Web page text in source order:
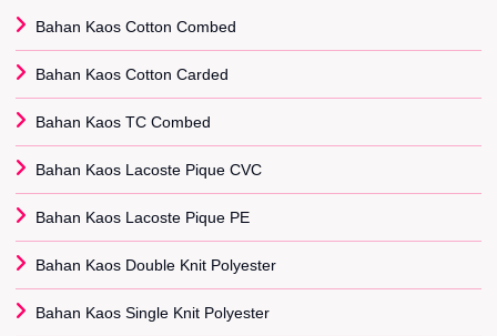
Bahan Kaos Cotton Combed
Bahan Kaos Cotton Carded
Bahan Kaos TC Combed
Bahan Kaos Lacoste Pique CVC
Bahan Kaos Lacoste Pique PE
Bahan Kaos Double Knit Polyester
Bahan Kaos Single Knit Polyester